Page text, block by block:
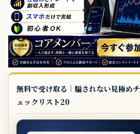
無料で受け取る｜騙されない見極めチ
ェックリスト20